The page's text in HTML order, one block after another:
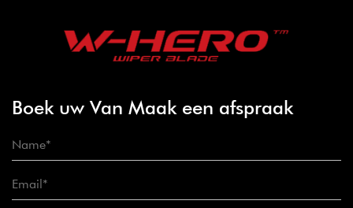
Boek uw Van Maak een afspraak